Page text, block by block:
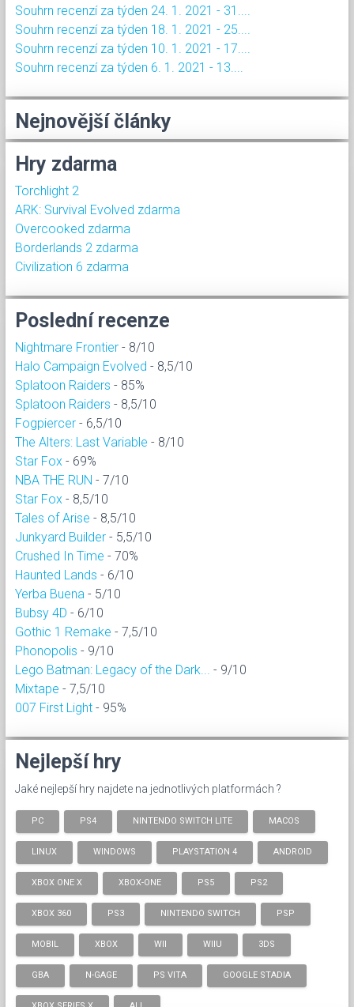
Souhrn recenzí za týden 24. 1. 2021 - 31....
Souhrn recenzí za týden 18. 1. 2021 - 25....
Souhrn recenzí za týden 10. 1. 2021 - 17....
Souhrn recenzí za týden 6. 1. 2021 - 13....
Nejnovější články
Hry zdarma
Torchlight 2
ARK: Survival Evolved zdarma
Overcooked zdarma
Borderlands 2 zdarma
Civilization 6 zdarma
Poslední recenze
Nightmare Frontier - 8/10
Halo Campaign Evolved - 8,5/10
Splatoon Raiders - 85%
Splatoon Raiders - 8,5/10
Fogpiercer - 6,5/10
The Alters: Last Variable - 8/10
Star Fox - 69%
NBA THE RUN - 7/10
Star Fox - 8,5/10
Tales of Arise - 8,5/10
Junkyard Builder - 5,5/10
Crushed In Time - 70%
Haunted Lands - 6/10
Yerba Buena - 5/10
Bubsy 4D - 6/10
Gothic 1 Remake - 7,5/10
Phonopolis - 9/10
Lego Batman: Legacy of the Dark...
- 9/10
Mixtape - 7,5/10
007 First Light - 95%
Nejlepší hry
Jaké nejlepší hry najdete na jednotlivých platformách ?
PC PS4 NINTENDO SWITCH LITE MACOS
LINUX WINDOWS PLAYSTATION 4 ANDROID
XBOX ONE X XBOX-ONE PS5 PS2
XBOX 360 PS3 NINTENDO SWITCH PSP
MOBIL XBOX WII WIIU 3DS
GBA N-GAGE PS VITA GOOGLE STADIA